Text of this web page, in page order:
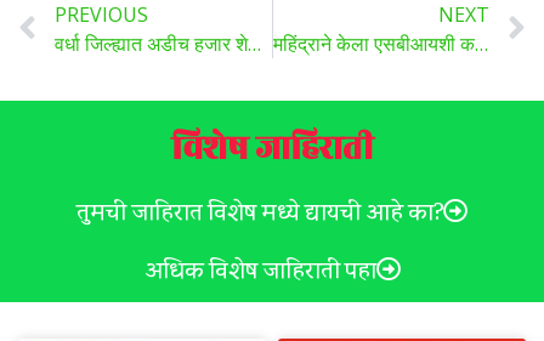
PREVIOUS
वर्धा जिल्ह्यात अडीच हजार शेतकऱ्यांना तुषार सिंचनाचा लाभ
NEXT
महिंद्राने केला एसबीआयशी करार; मध्यप्रदेशमधील शेतकऱ्यांना ट्रॅक्टर खरेदीसाठी मिळणार कर्ज
विशेष जाहिराती
तुमची जाहिरात विशेष मध्ये द्यायची आहे का?
अधिक विशेष जाहिराती पहा